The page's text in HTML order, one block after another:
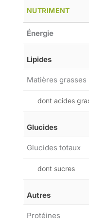
NUTRIMENT
Énergie
Lipides
Matières grasses
dont acides
Glucides
Glucides totaux
dont sucres
Autres
Protéines